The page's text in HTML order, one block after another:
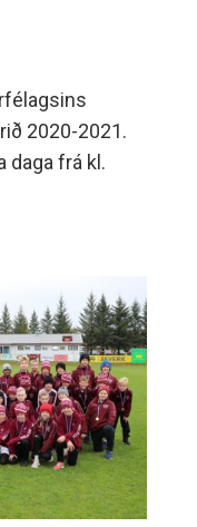
2020-2021.
daga frá kl.